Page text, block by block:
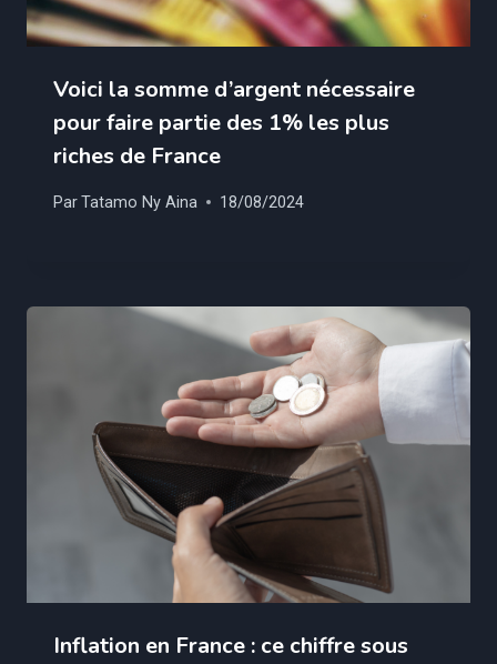
Voici la somme d’argent nécessaire
pour faire partie des 1% les plus
riches de France
ParTatamo Ny Aina 18/08/2024
Inflation en France : ce chiffre sous